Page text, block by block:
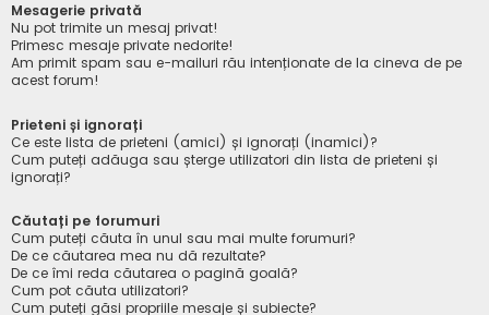
Mesagerie privată
Nu pot trimite un mesaj privat!
Primesc mesaje private nedorite!
Am primit spam sau e-mailuri rău intenționate de la cineva de pe
acest forum!
Prieteni și ignorați
Ce este lista de prieteni (amici) și ignorați (inamici)?
Cum puteți adăuga sau șterge utilizatori din lista de prieteni și
ignorați?
Căutați pe forumuri
Cum puteți căuta în unul sau mai multe forumuri?
De ce căutarea mea nu dă rezultate?
De ce îmi reda căutarea o pagină goală?
Cum pot căuta utilizatori?
Cum puteți găsi propriile mesaje și subiecte?